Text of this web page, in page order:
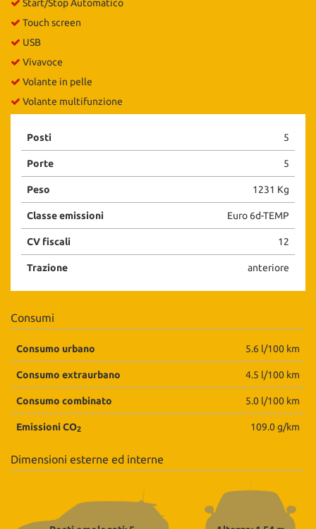
Start/Stop Automatico
Touch screen
USB
Vivavoce
Volante in pelle
Volante multifunzione
Posti 5
Porte 5
Peso 1231 Kg
Classe emissioni Euro 6d-TEMP
CV fiscali 12
Trazione anteriore
Consumi
Consumo urbano 5.6 l/100 km
Consumo extraurbano 4.5 l/100 km
Consumo combinato 5.0 l/100 km
Emissioni CO2 109.0 g/km
Dimensioni esterne ed interne